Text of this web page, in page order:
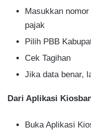
Masukkan
pajak
Pilih PBB
Cek Tagihan
Jika data benar,
Dari Aplikasi
Buka Aplikasi